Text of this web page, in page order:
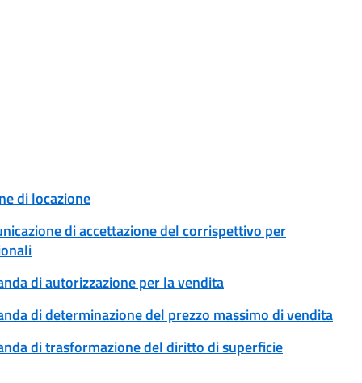
di locazione
di accettazione del corrispettivo per
di autorizzazione per la vendita
di determinazione del prezzo massimo di vendita
di trasformazione del diritto di superficie